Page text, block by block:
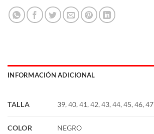
INFORMACIÓN ADICIONAL
TALLA 39, 40, 41, 42, 43, 44, 45, 46, 47
COLOR NEGRO